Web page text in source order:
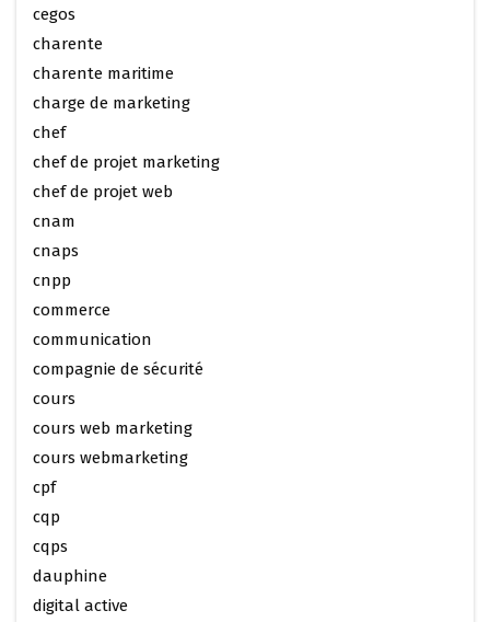
cegos
charente
charente maritime
charge de marketing
chef
chef de projet marketing
chef de projet web
cnam
cnaps
cnpp
commerce
communication
compagnie de sécurité
cours
cours web marketing
cours webmarketing
cpf
cqp
cqps
dauphine
digital active